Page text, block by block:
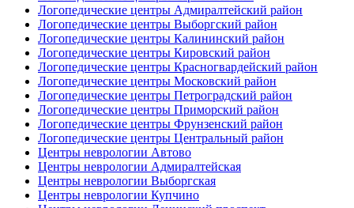
Логопедические центры Адмиралтейский район
Логопедические центры Выборгский район
Логопедические центры Калининский район
Логопедические центры Кировский район
Логопедические центры Красногвардейский район
Логопедические центры Московский район
Логопедические центры Петроградский район
Логопедические центры Приморский район
Логопедические центры Фрунзенский район
Логопедические центры Центральный район
Центры неврологии Автово
Центры неврологии Адмиралтейская
Центры неврологии Выборгская
Центры неврологии Купчино